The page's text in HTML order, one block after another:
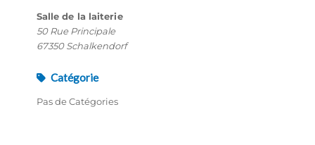
Salle de la laiterie
50 Rue Principale
67350 Schalkendorf
Catégorie
Pas de Catégories